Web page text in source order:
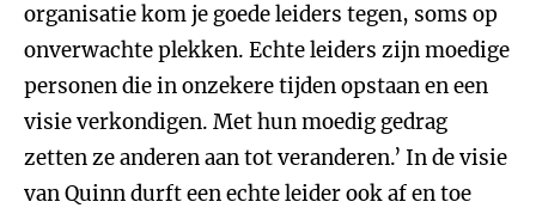
organisatie kom je goede leiders tegen, soms op
onverwachte plekken. Echte leiders zijn moedige
personen die in onzekere tijden opstaan en een
visie verkondigen. Met hun moedig gedrag
zetten ze anderen aan tot veranderen.’ In de visie
van Quinn durft een echte leider ook af en toe